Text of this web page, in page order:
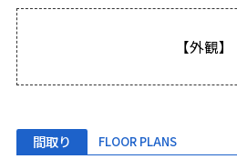
【外観】
間取り FLOOR PLANS